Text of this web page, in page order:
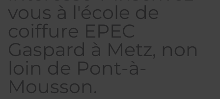
vous à l'école de
coiffure EPEC
Gaspard à Metz, non
loin de Pont-à-
Mousson.